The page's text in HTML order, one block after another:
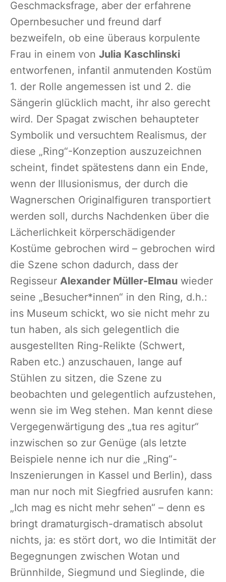
Geschmacksfrage, aber der erfahrene
Opernbesucher und freund darf
bezweifeln, ob eine überaus korpulente
Frau in einem von Julia Kaschlinski
entworfenen, infantil anmutenden Kostüm
1. der Rolle angemessen ist und 2. die
Sängerin glücklich macht, ihr also gerecht
wird. Der Spagat zwischen behaupteter
Symbolik und versuchtem Realismus, der
diese „Ring“-Konzeption auszuzeichnen
scheint, findet spätestens dann ein Ende,
wenn der Illusionismus, der durch die
Wagnerschen Originalfiguren transportiert
werden soll, durchs Nachdenken über die
Lächerlichkeit körperschädigender
Kostüme gebrochen wird – gebrochen wird
die Szene schon dadurch, dass der
Regisseur Alexander Müller-Elmau wieder
seine „Besucher*innen“ in den Ring, d.h.:
ins Museum schickt, wo sie nicht mehr zu
tun haben, als sich gelegentlich die
ausgestellten Ring-Relikte (Schwert,
Raben etc.) anzuschauen, lange auf
Stühlen zu sitzen, die Szene zu
beobachten und gelegentlich aufzustehen,
wenn sie im Weg stehen. Man kennt diese
Vergegenwärtigung des „tua res agitur“
inzwischen so zur Genüge (als letzte
Beispiele nenne ich nur die „Ring“-
Inszenierungen in Kassel und Berlin), dass
man nur noch mit Siegfried ausrufen kann:
„Ich mag es nicht mehr sehen“ – denn es
bringt dramaturgisch-dramatisch absolut
nichts, ja: es stört dort, wo die Intimität der
Begegnungen zwischen Wotan und
Brünnhilde, Siegmund und Sieglinde, die